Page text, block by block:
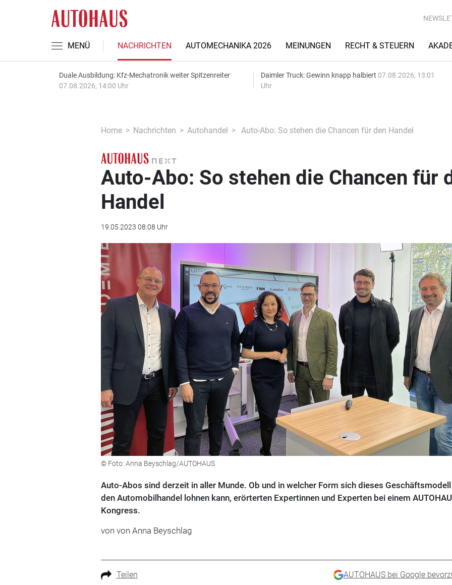
MENÜ NACHRICHTEN AUTOMECHANIKA 2026 MEINUNGEN RECHT & STEUERN
Duale Ausbildung: Kfz-Mechatronik weiter Spitzenreiter
07.08.2026, 14:00 Uhr
Daimler Truck: Gewinn knapp halbiert 07.08.2026, 13:01
Uhr
Home Nachrichten Autohandel Auto-Abo: So stehen die Chancen für den Handel
Auto-Abo: So stehen die Chancen für
Handel
19.05.2023 08:08 Uhr
© Foto: Anna Beyschlag/AUTOHAUS
Auto-Abos sind derzeit in aller Munde. Ob und in welcher Form sich dieses
den Automobilhandel lohnen kann, erörterten Expertinnen und Experten bei einem
Kongress.
von von Anna Beyschlag
Teilen AUTOHAUS bei Google